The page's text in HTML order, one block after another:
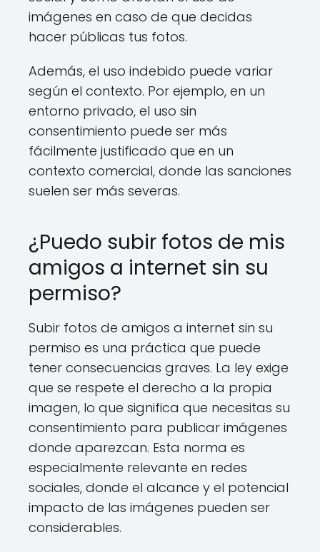
imágenes en caso de que decidas
hacer públicas tus fotos.
Además, el uso indebido puede variar
según el contexto. Por ejemplo, en un
entorno privado, el uso sin
consentimiento puede ser más
fácilmente justificado que en un
contexto comercial, donde las sanciones
suelen ser más severas.
¿Puedo subir fotos de mis
amigos a internet sin su
permiso?
Subir fotos de amigos a internet sin su
permiso es una práctica que puede
tener consecuencias graves. La ley exige
que se respete el derecho a la propia
imagen, lo que significa que necesitas su
consentimiento para publicar imágenes
donde aparezcan. Esta norma es
especialmente relevante en redes
sociales, donde el alcance y el potencial
impacto de las imágenes pueden ser
considerables.